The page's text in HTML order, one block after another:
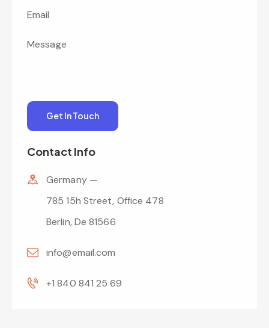
Contact Info
Germany —
785 15h Street, Office 478
Berlin, De 81566
info@email.com
+1 840 841 25 69